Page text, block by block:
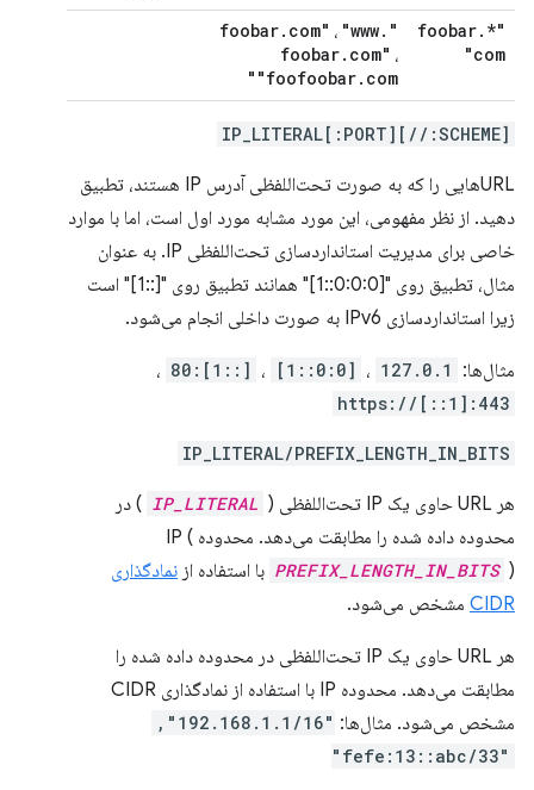
"*foobar
.
com"
"foobar
. com" ، "www.
foobar. com" ،
"foofoobar. com"
[SCHEME://]IP_LITERAL[:PORT]
URLهایی را که به صورت تحت‌اللفظی آدرس IP هستند، تطبیق
دهید. از نظر مفهومی، این مورد مشابه مورد اول است، اما با موارد
خاصی برای مدیریت استانداردسازی تحت‌اللفظی IP. به عنوان
مثال، تطبیق روی "[0:0:0::1]" همانند تطبیق روی "[::1]" است
زیرا استانداردسازی IPv6 به صورت داخلی انجام می‌شود.
مثال‌ها: 127.0.1 ، [0:0::1] ، [::1]:80 ،
https://[::1]:443
IP_LITERAL/PREFIX_LENGTH_IN_BITS
هر URL حاوی یک IP تحت‌اللفظی ( IP_LITERAL ) در
محدوده داده شده را مطابقت می‌دهد. محدوده IP (
PREFIX_LENGTH_IN_BITS ) با استفاده از
نمادگذاری
CIDR مشخص می‌شود.
هر URL حاوی یک IP تحت‌اللفظی در محدوده داده شده را
مطابقت می‌دهد. محدوده IP با استفاده از نمادگذاری CIDR
مشخص می‌شود. مثال‌ها:
"192.168.1.1/16",
"fefe:13::abc/33"